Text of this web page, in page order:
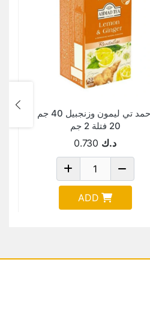
احمد تي ليمون وزنجبيل 40 جم
20 فتلة 2 جم
د.ك 0.730
ADD